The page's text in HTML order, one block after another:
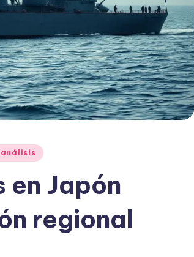
análisis
en Japón
regional